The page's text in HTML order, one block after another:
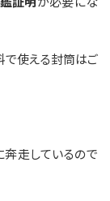
使える封筒はご
走しているので